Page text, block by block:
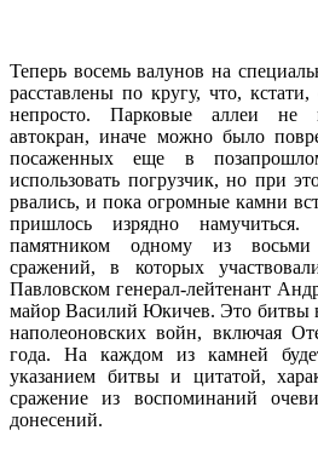
Теперь восемь валунов на
расставлены по кругу, что, кстати,
непросто. Парковые аллеи не
автокран, иначе можно было
посаженных еще в
использовать погрузчик, но при
рвались, и пока огромные камни
пришлось изрядно
памятником одному из восьми
сражений, в которых
Павловском генерал-лейтенант
майор Василий Юкичев. Это битвы
наполеоновских войн, включая
года. На каждом из камней
указанием битвы и цитатой,
сражение из воспоминаний
донесений.